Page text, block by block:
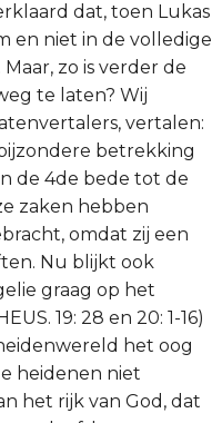
dat, toen Lukas
en niet in de volledige
zo is verder de
te laten? Wij
vertalen:
bijzondere betrekking
de 4de bede tot de
zaken hebben
omdat zij een
Nu blijkt ook
graag op het
19: 28 en 20: 1-16)
het oog
heidenen niet
het rijk van God, dat